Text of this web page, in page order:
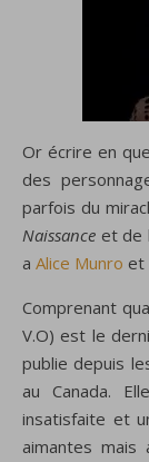
Or écrire en
des
parfois du
Naissance et de
a Alice Munro et
Comprenant
V.O) est le
publie depuis
au Canada.
insatisfaite et
aimantes mais